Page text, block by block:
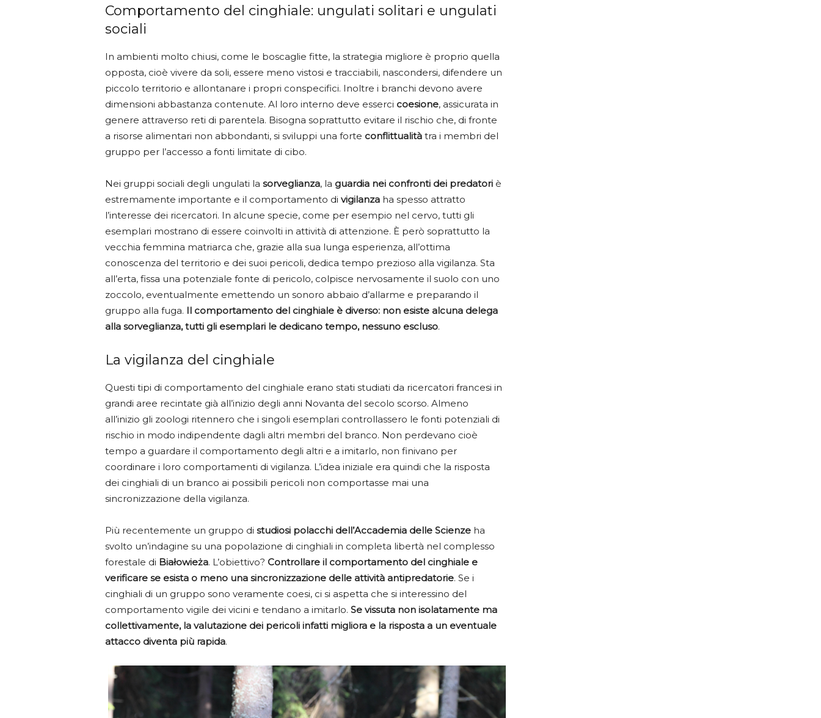
Comportamento del cinghiale: ungulati solitari e ungulati
sociali
In ambienti molto chiusi, come le boscaglie fitte, la strategia migliore è proprio quella
opposta, cioè vivere da soli, essere meno vistosi e tracciabili, nascondersi, difendere un
piccolo territorio e allontanare i propri conspecifici. Inoltre i branchi devono avere
dimensioni abbastanza contenute. Al loro interno deve esserci coesione, assicurata in
genere attraverso reti di parentela. Bisogna soprattutto evitare il rischio che, di fronte
a risorse alimentari non abbondanti, si sviluppi una forte conflittualità tra i membri del
gruppo per l’accesso a fonti limitate di cibo.
Nei gruppi sociali degli ungulati la sorveglianza, la guardia nei confronti dei predatori è
estremamente importante e il comportamento di vigilanza ha spesso attratto
l’interesse dei ricercatori. In alcune specie, come per esempio nel cervo, tutti gli
esemplari mostrano di essere coinvolti in attività di attenzione. È però soprattutto la
vecchia femmina matriarca che, grazie alla sua lunga esperienza, all’ottima
conoscenza del territorio e dei suoi pericoli, dedica tempo prezioso alla vigilanza. Sta
all’erta, fissa una potenziale fonte di pericolo, colpisce nervosamente il suolo con uno
zoccolo, eventualmente emettendo un sonoro abbaio d’allarme e preparando il
gruppo alla fuga. Il comportamento del cinghiale è diverso: non esiste alcuna delega
alla sorveglianza, tutti gli esemplari le dedicano tempo, nessuno escluso.
La vigilanza del cinghiale
Questi tipi di comportamento del cinghiale erano stati studiati da ricercatori francesi in
grandi aree recintate già all’inizio degli anni Novanta del secolo scorso. Almeno
all’inizio gli zoologi ritennero che i singoli esemplari controllassero le fonti potenziali di
rischio in modo indipendente dagli altri membri del branco. Non perdevano cioè
tempo a guardare il comportamento degli altri e a imitarlo, non finivano per
coordinare i loro comportamenti di vigilanza. L’idea iniziale era quindi che la risposta
dei cinghiali di un branco ai possibili pericoli non comportasse mai una
sincronizzazione della vigilanza.
Più recentemente un gruppo di studiosi polacchi dell’Accademia delle Scienze ha
svolto un’indagine su una popolazione di cinghiali in completa libertà nel complesso
forestale di Białowieża. L’obiettivo? Controllare il comportamento del cinghiale e
verificare se esista o meno una sincronizzazione delle attività antipredatorie. Se i
cinghiali di un gruppo sono veramente coesi, ci si aspetta che si interessino del
comportamento vigile dei vicini e tendano a imitarlo. Se vissuta non isolatamente ma
collettivamente, la valutazione dei pericoli infatti migliora e la risposta a un eventuale
attacco diventa più rapida.